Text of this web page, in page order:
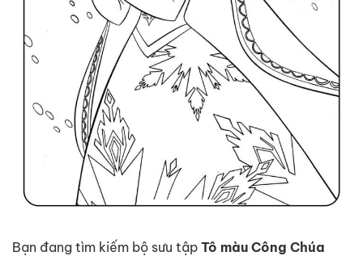
Bạn đang tìm kiếm bộ sưu tập Tô màu Công Chúa